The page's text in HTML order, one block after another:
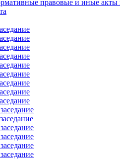
правовые и иные акты